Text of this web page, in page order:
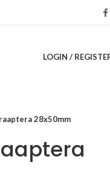
LOGIN /
28x50mm